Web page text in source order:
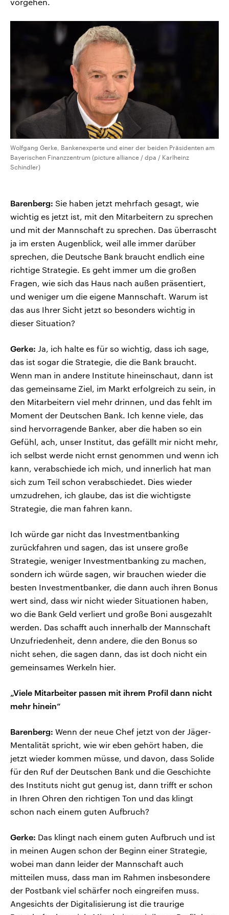
vorgehen.
Wolfgang Gerke, Bankenexperte und einer der beiden Präsidenten am
Bayerischen Finanzzentrum (picture alliance / dpa / Karlheinz
Schindler)
Barenberg: Sie haben jetzt mehrfach gesagt, wie
wichtig es jetzt ist, mit den Mitarbeitern zu sprechen
und mit der Mannschaft zu sprechen. Das überrascht
ja im ersten Augenblick, weil alle immer darüber
sprechen, die Deutsche Bank braucht endlich eine
richtige Strategie. Es geht immer um die großen
Fragen, wie sich das Haus nach außen präsentiert,
und weniger um die eigene Mannschaft. Warum ist
das aus Ihrer Sicht jetzt so besonders wichtig in
dieser Situation?
Gerke: Ja, ich halte es für so wichtig, dass ich sage,
das ist sogar die Strategie, die die Bank braucht.
Wenn man in andere Institute hineinschaut, dann ist
das gemeinsame Ziel, im Markt erfolgreich zu sein, in
den Mitarbeitern viel mehr drinnen, und das fehlt im
Moment der Deutschen Bank. Ich kenne viele, das
sind hervorragende Banker, aber die haben so ein
Gefühl, ach, unser Institut, das gefällt mir nicht mehr,
ich selbst werde nicht ernst genommen und wenn ich
kann, verabschiede ich mich, und innerlich hat man
sich zum Teil schon verabschiedet. Dies wieder
umzudrehen, ich glaube, das ist die wichtigste
Strategie, die man fahren kann.
Ich würde gar nicht das Investmentbanking
zurückfahren und sagen, das ist unsere große
Strategie, weniger Investmentbanking zu machen,
sondern ich würde sagen, wir brauchen wieder die
besten Investmentbanker, die dann auch ihren Bonus
wert sind, dass wir nicht wieder Situationen haben,
wo die Bank Geld verliert und große Boni ausgezahlt
werden. Das schafft auch innerhalb der Mannschaft
Unzufriedenheit, denn andere, die den Bonus so
nicht sehen, die sagen dann, das ist doch nicht ein
gemeinsames Werkeln hier.
„Viele Mitarbeiter passen mit ihrem Profil dann nicht
mehr hinein“
Barenberg: Wenn der neue Chef jetzt von der Jäger-
Mentalität spricht, wie wir eben gehört haben, die
jetzt wieder kommen müsse, und davon, dass Solide
für den Ruf der Deutschen Bank und die Geschichte
des Instituts nicht gut genug ist, dann trifft er schon
in Ihren Ohren den richtigen Ton und das klingt
schon nach einem guten Aufbruch?
Gerke: Das klingt nach einem guten Aufbruch und ist
in meinen Augen schon der Beginn einer Strategie,
wobei man dann leider der Mannschaft auch
mitteilen muss, dass man im Rahmen insbesondere
der Postbank viel schärfer noch eingreifen muss.
Angesichts der Digitalisierung ist die traurige